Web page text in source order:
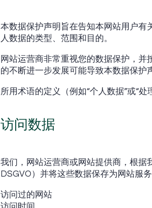
本数据保护声明旨在告知本网站用户有
人数据的类型、范围和目的。
网站运营商非常重视您的数据保护，
的不断进一步发展可能导致本数据保护
所用术语的定义（例如“个人数据”或“处
访问数据
我们，网站运营商或网站提供商，根据
DSGVO）并将这些数据保存为网站服
访问过的网站